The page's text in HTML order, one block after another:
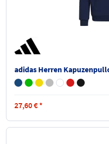
adidas Herren
27,60€ *